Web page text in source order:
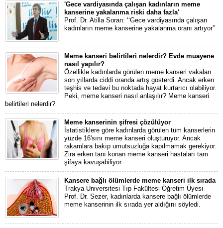
'Gece vardiyasında çalışan kadınların meme
kanserine yakalanma riski daha fazla'
Prof. Dr. Atilla Soran: ‘‘Gece vardiyasında çalışan
kadınların meme kanserine yakalanma oranı artıyor’’
Meme kanseri belirtileri nelerdir? Evde muayene
nasıl yapılır?
Özellikle kadınlarda görülen meme kanseri vakaları
son yıllarda ciddi oranda artış gösterdi. Ancak erken
teşhis ve tedavi bu noktada hayat kurtarıcı olabiliyor.
Peki, meme kanseri nasıl anlaşılır? Meme kanseri
belirtileri nelerdir?
Meme kanserinin şifresi çözülüyor
İstatistiklere göre kadınlarda görülen tüm kanserlerin
yüzde 16'sını meme kanseri oluşturuyor. Ancak
rakamlara bakıp umutsuzluğa kapılmamak gerekiyor.
Zira erken tanı konan meme kanseri hastaları tam
şifaya kavuşabiliyor.
Kansere bağlı ölümlerde meme kanseri ilk sırada
Trakya Üniversitesi Tıp Fakültesi Öğretim Üyesi
Prof. Dr. Sezer, kadınlarda kansere bağlı ölümlerde
meme kanserinin ilk sırada yer aldığını söyledi.